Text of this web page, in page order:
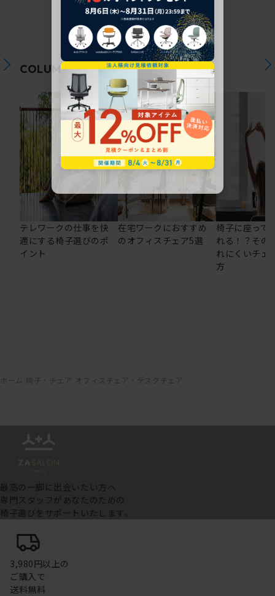
COLUMN関連コラム
テレワークの仕事を快
適にする椅子選びのポ
イント
在宅ワークにおすすめ
のオフィスチェア5選
椅子に座って
れる！？その
れにくいチェ
方
ホーム 椅子・チェア オフィスチェア・デスクチェア
最高の一脚に出会いたい方へ
専門スタッフがあなたのための
椅子選びをサポートいたします。
3,980円以上の
ご購入で
送料無料